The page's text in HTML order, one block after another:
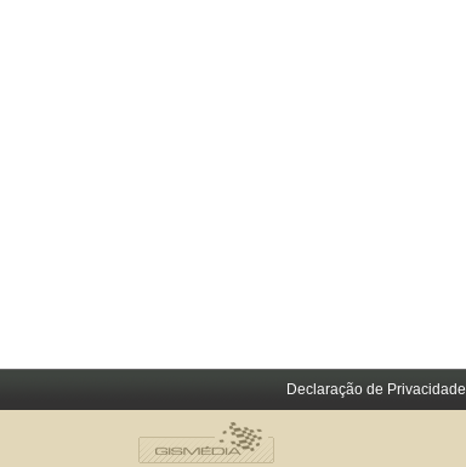
Declaração de Privacidade